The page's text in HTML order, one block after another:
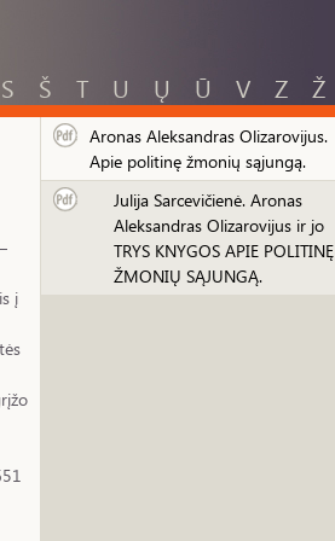
S Š T U Ų Ū V Z Ž
į
Aronas Aleksandras Olizarovijus.
Apie politinę žmonių sąjungą.
Julija Sarcevičienė. Aronas
Aleksandras Olizarovijus ir jo
TRYS KNYGOS APIE POLITINĘ
ŽMONIŲ SĄJUNGĄ.